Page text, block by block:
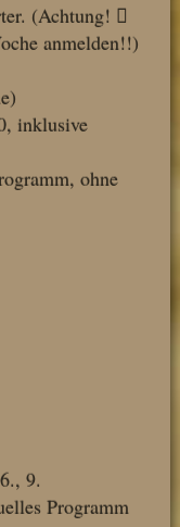
(Achtung! 
anmelden!!)
inklusive
ohne
9.
Programm